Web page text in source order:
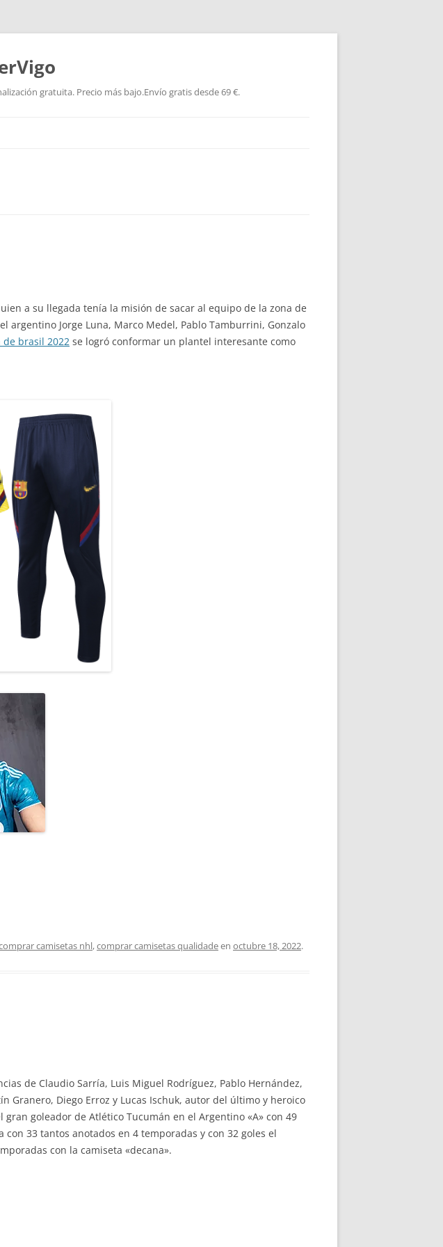
gratuita. Precio más bajo.Envío gratis desde 69 €.
a su llegada tenía la misión de sacar al equipo de la zona de
argentino Jorge Luna, Marco Medel, Pablo Tamburrini, Gonzalo
de brasil 2022 se logró conformar un plantel interesante como
camisetas nhl,comprar camisetas qualidadeen octubre 18, 2022.
de Claudio Sarría, Luis Miguel Rodríguez, Pablo Hernández,
Granero, Diego Erroz y Lucas Ischuk, autor del último y heroico
goleador de Atlético Tucumán en el Argentino «A» con 49
33 tantos anotados en 4 temporadas y con 32 goles el
con la camiseta «decana».